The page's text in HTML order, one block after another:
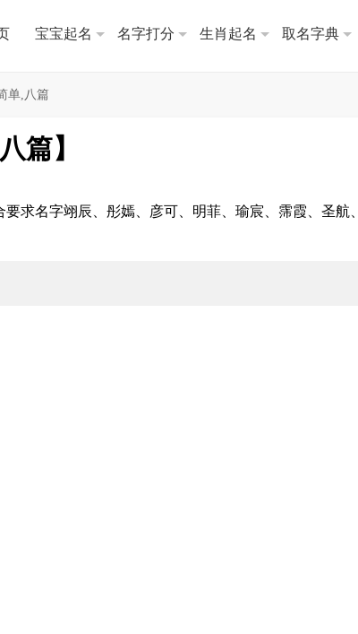
宝宝起名 名字打分 生肖起名 取名字典
单,八篇
篇】
求名字翊辰、彤嫣、彦可、明菲、瑜宸、霈霞、圣航、